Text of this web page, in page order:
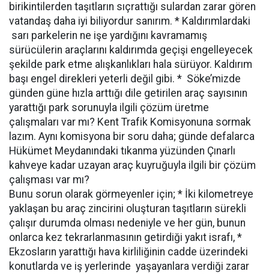
birikintilerden taşıtların sıçrattığı sulardan zarar gören
vatandaş daha iyi biliyordur sanırım. * Kaldırımlardaki
sarı parkelerin ne işe yardığını kavramamış
sürücülerin araçlarını kaldırımda geçişi engelleyecek
şekilde park etme alışkanlıkları hala sürüyor. Kaldırım
başı engel direkleri yeterli değil gibi. * Söke’mizde
günden güne hızla arttığı dile getirilen araç sayısının
yarattığı park sorunuyla ilgili çözüm üretme
çalışmaları var mı? Kent Trafik Komisyonuna sormak
lazım. Aynı komisyona bir soru daha; günde defalarca
Hükümet Meydanındaki tıkanma yüzünden Çınarlı
kahveye kadar uzayan araç kuyruğuyla ilgili bir çözüm
çalışması var mı?
Bunu sorun olarak görmeyenler için; * İki kilometreye
yaklaşan bu araç zincirini oluşturan taşıtların sürekli
çalışır durumda olması nedeniyle ve her gün, bunun
onlarca kez tekrarlanmasının getirdiği yakıt israfı, *
Ekzosların yarattığı hava kirliliğinin cadde üzerindeki
konutlarda ve iş yerlerinde yaşayanlara verdiği zarar